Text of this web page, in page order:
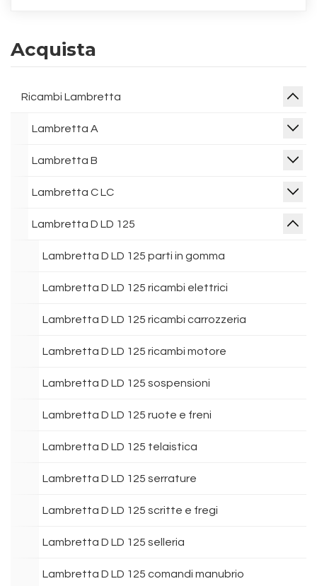
Acquista
Ricambi Lambretta
Lambretta A
Lambretta B
Lambretta C LC
Lambretta D LD 125
Lambretta D LD 125 parti in gomma
Lambretta D LD 125 ricambi elettrici
Lambretta D LD 125 ricambi carrozzeria
Lambretta D LD 125 ricambi motore
Lambretta D LD 125 sospensioni
Lambretta D LD 125 ruote e freni
Lambretta D LD 125 telaistica
Lambretta D LD 125 serrature
Lambretta D LD 125 scritte e fregi
Lambretta D LD 125 selleria
Lambretta D LD 125 comandi manubrio